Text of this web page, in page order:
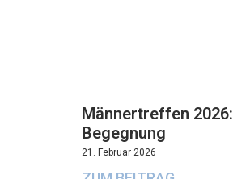
Männertreffen
Begegnung
21. Februar 2026